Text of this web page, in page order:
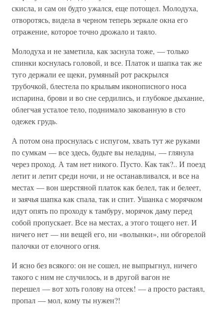
скисла, и сам он будто ужался, еще потощел. Молодуха,
отворотясь, видела в черном теперь зеркале окна его
отражение, которое точно дрожало и таяло.
Молодуха и не заметила, как заснула тоже, — только
спинки коснулась головой, и все. Платок и шапка так же
туго держали ее щеки, румяный рот раскрылся
трубочкой, блестела по крыльям иконописного носа
испарина, брови и во сне сердились, и глубокое дыхание,
облегчая усталое тело, поднимало закованную в сто
одежек грудь.
А потом она проснулась с испугом, хвать тут же руками
по сумкам — все здесь, будьте вы неладны, — глянула
через проход. А там нет никого. Пусто. Как так?.. И поезд
летит и летит среди ночи, и не останавливался, и все на
местах — вон шерстяной платок как белел, так и белеет,
и заячья шапка как спала, так и спит. Ушанка с морячком
идут опять по проходу к тамбуру, морячок даму перед
собой пропускает. Все на местах, а этого тощего нет. И
ничего нет — ни вещей его, ни «волынки», ни обгорелой
палочки от елочного огня.
И ясно без всякого: он не сошел, не выпрыгнул, ничего
такого с ним не случилось, и в другой вагон не
перешел — вот хоть голову на отсек! — а просто растаял,
пропал — мол, кому ты нужен?!